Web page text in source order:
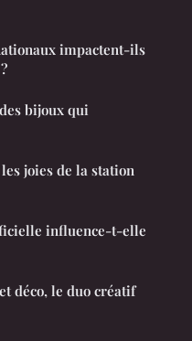
impactent-ils
bijoux qui
joies de la station
influence-t-elle
déco, le duo créatif